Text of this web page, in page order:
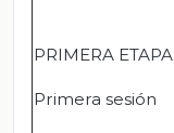
PRIMERA ETAPA
Primera sesión